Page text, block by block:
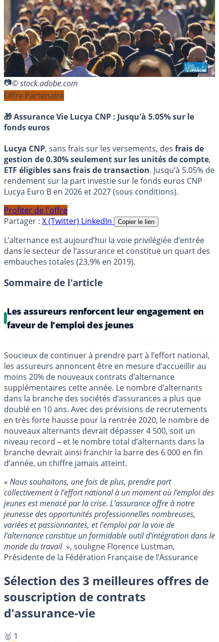
© stock.adobe.com
Offre Partenaire
🎁 Assurance Vie Lucya CNP : Jusqu'à 5.05% sur le
fonds euros
Lucya CNP, sans frais sur les versements, des frais de
gestion de 0.30% seulement sur les unités de compte,
ETF éligibles sans frais de transaction. Jusqu’à 5.05% de
rendement sur la part investie sur le fonds euros CNP
Lucya Euro B en 2026 et 2027 (sous conditions).
Profiter de l'offre
Partager : X (Twitter) LinkedIn Copier le lien
L’alternance est aujourd’hui la voie privilégiée d’entrée
dans le secteur de l’assurance et constitue un quart des
embauches totales (23,9% en 2019).
Sommaire de l'article
Les assureurs renforcent leur engagement en
faveur de l’emploi des jeunes
Soucieux de continuer à prendre part à l’effort national,
les assureurs annoncent être en mesure d’accueillir au
moins 20% de nouveaux contrats d’alternance
supplémentaires cette année. Le nombre d’alternants
dans la branche des sociétés d’assurances a plus que
doublé en 10 ans. Avec des prévisions de recrutements
en très forte hausse pour la rentrée 2020, le nombre de
nouveaux alternants devrait dépasser 4 500, soit un
niveau record – et le nombre total d’alternants dans la
branche devrait ainsi franchir la barre des 6 000 en fin
d’année, un chiffre jamais atteint.
« Nous souhaitons, une fois de plus, prendre part
collectivement à l’effort national à un moment où l’emploi des
jeunes est menacé par la crise. L’assurance offre à notre
jeunesse des opportunités professionnelles nombreuses,
variées et passionnantes, et l’emploi par la voie de
l’alternance constitue un formidable outil d’intégration dans le
monde du travail », souligne Florence Lustman,
Présidente de la Fédération Française de l’Assurance
Sélection des 3 meilleures offres de
souscription de contrats
d'assurance-vie
🥇 1